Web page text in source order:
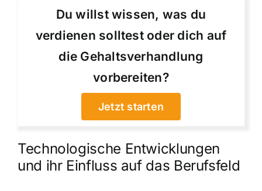
Du willst wissen, was du
verdienen solltest oder dich auf
die Gehaltsverhandlung
vorbereiten?
Jetzt starten
Technologische Entwicklungen
und ihr Einfluss auf das Berufsfeld